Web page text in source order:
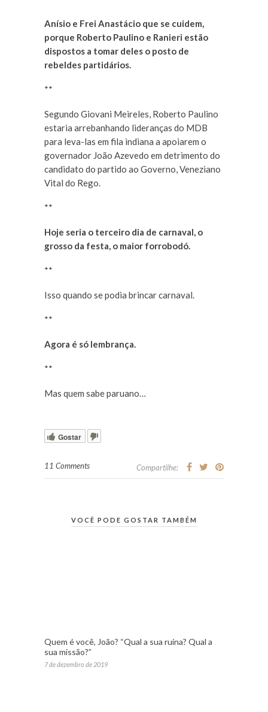
Anísio e Frei Anastácio que se cuidem,
porque Roberto Paulino e Ranieri estão
dispostos a tomar deles o posto de
rebeldes partidários.
**
Segundo Giovani Meireles, Roberto Paulino
estaria arrebanhando lideranças do MDB
para leva-las em fila indiana a apoiarem o
governador João Azevedo em detrimento do
candidato do partido ao Governo, Veneziano
Vital do Rego.
**
Hoje seria o terceiro dia de carnaval, o
grosso da festa, o maior forrobodó.
**
Isso quando se podia brincar carnaval.
**
Agora é só lembrança.
**
Mas quem sabe paruano…
Gostar
11 Comments Compartilhe:
VOCÊ PODE GOSTAR TAMBÉM
Quem é você, João? “Qual a sua ruína? Qual a
sua missão?”
7 de dezembro de 2019